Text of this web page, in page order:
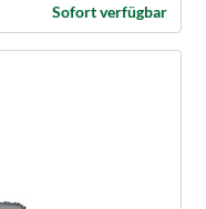
Sofort verfügbar